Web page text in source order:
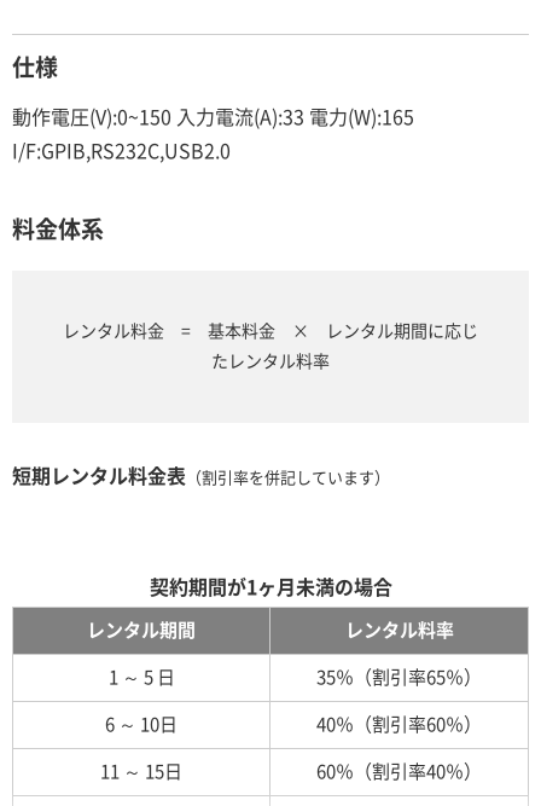
仕様
動作電圧(V):0~150 入力電流(A):33 電力(W):165
I/F:GPIB,RS232C,USB2.0
料金体系
レンタル料金 = 基本料金 × レンタル期間に応じ
たレンタル料率
短期レンタル料金表 （割引率を併記しています）
契約期間が1ヶ月未満の場合
レンタル期間 レンタル料率
1 ～ 5 日 35％（割引率65％）
6 ～ 10日 40％（割引率60％）
11 ～ 15日 60％（割引率40％）